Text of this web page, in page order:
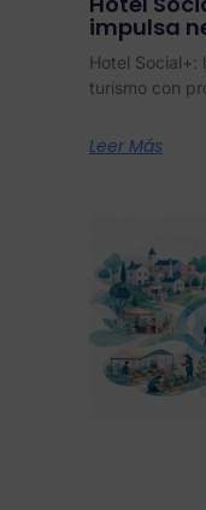
impulsa
Hotel Social+:
turismo con
Leer Más